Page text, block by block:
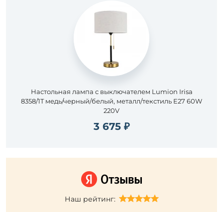
Настольная лампа с выключателем Lumion Irisa
8358/1T медь/черный/белый, металл/текстиль E27 60W
220V
3 675 ₽
Наш рейтинг: